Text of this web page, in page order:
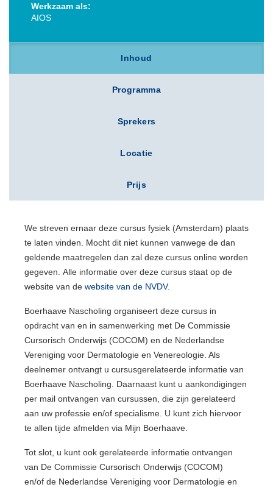
Werkzaam als:
AIOS
Inhoud
Programma
Sprekers
Locatie
Prijs
We streven ernaar deze cursus fysiek (Amsterdam) plaats
te laten vinden. Mocht dit niet kunnen vanwege de dan
geldende maatregelen dan zal deze cursus online worden
gegeven. Alle informatie over deze cursus staat op de
website van de website van de NVDV.
Boerhaave Nascholing organiseert deze cursus in
opdracht van en in samenwerking met De Commissie
Cursorisch Onderwijs (COCOM) en de Nederlandse
Vereniging voor Dermatologie en Venereologie. Als
deelnemer ontvangt u cursusgerelateerde informatie van
Boerhaave Nascholing. Daarnaast kunt u aankondigingen
per mail ontvangen van cursussen, die zijn gerelateerd
aan uw professie en/of specialisme. U kunt zich hiervoor
te allen tijde afmelden via Mijn Boerhaave.
Tot slot, u kunt ook gerelateerde informatie ontvangen
van De Commissie Cursorisch Onderwijs (COCOM)
en/of de Nederlandse Vereniging voor Dermatologie en